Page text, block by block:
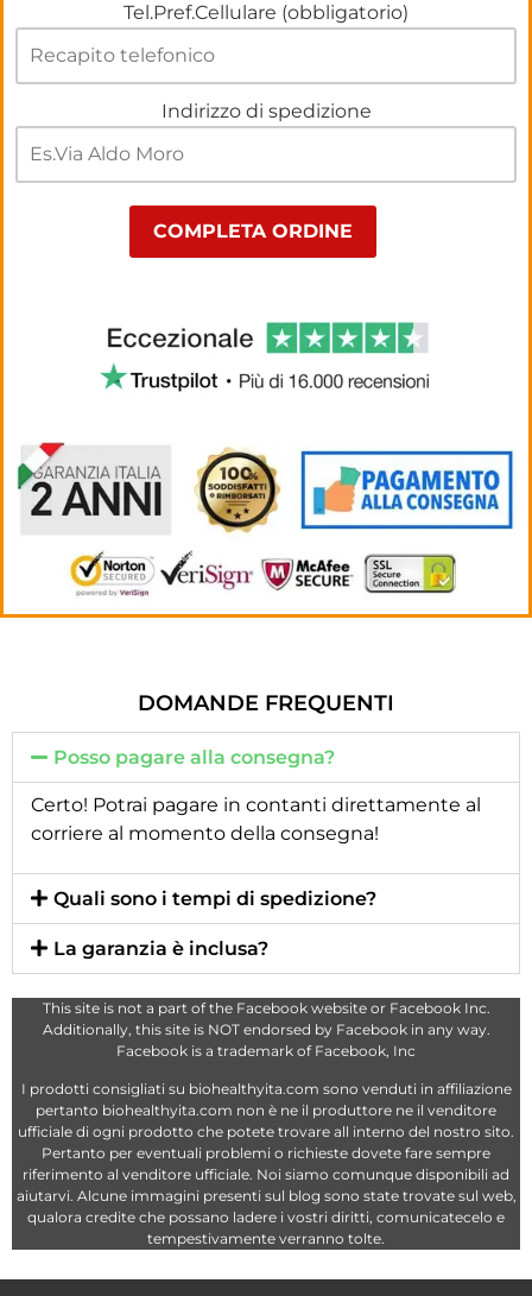
Tel.Pref.Cellulare (obbligatorio)
Indirizzo di spedizione
DOMANDE FREQUENTI
Posso pagare alla consegna?
Certo! Potrai pagare in contanti direttamente al
corriere al momento della consegna!
Quali sono i tempi di spedizione?
La garanzia è inclusa?
This site is not a part of the Facebook website or Facebook Inc.
Additionally, this site is NOT endorsed by Facebook in any way.
Facebook is a trademark of Facebook, Inc
I prodotti consigliati su biohealthyita.com sono venduti in affiliazione
pertanto biohealthyita.com non è ne il produttore ne il venditore
ufficiale di ogni prodotto che potete trovare all interno del nostro sito.
Pertanto per eventuali problemi o richieste dovete fare sempre
riferimento al venditore ufficiale. Noi siamo comunque disponibili ad
aiutarvi. Alcune immagini presenti sul blog sono state trovate sul web,
qualora credite che possano ladere i vostri diritti, comunicatecelo e
tempestivamente verranno tolte.